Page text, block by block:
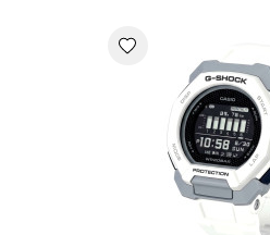
favorite